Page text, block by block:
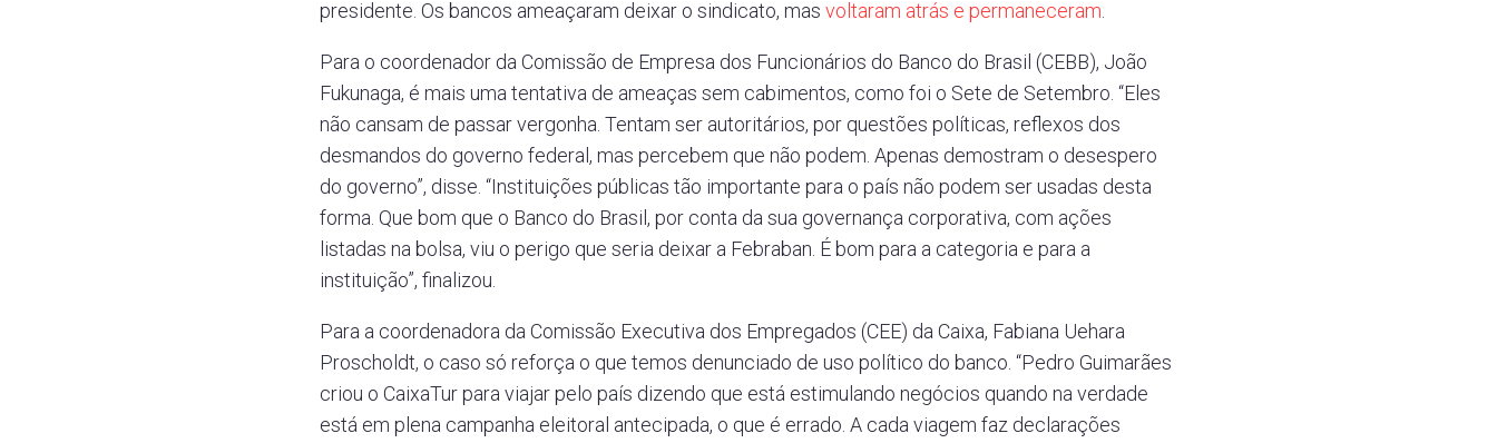
presidente. Os bancos ameaçaram deixar o sindicato, mas voltaram atrás e permaneceram.
Para o coordenador da Comissão de Empresa dos Funcionários do Banco do Brasil (CEBB), João
Fukunaga, é mais uma tentativa de ameaças sem cabimentos, como foi o Sete de Setembro. “Eles
não cansam de passar vergonha. Tentam ser autoritários, por questões políticas, reflexos dos
desmandos do governo federal, mas percebem que não podem. Apenas demostram o desespero
do governo”, disse. “Instituições públicas tão importante para o país não podem ser usadas desta
forma. Que bom que o Banco do Brasil, por conta da sua governança corporativa, com ações
listadas na bolsa, viu o perigo que seria deixar a Febraban. É bom para a categoria e para a
instituição”, finalizou.
Para a coordenadora da Comissão Executiva dos Empregados (CEE) da Caixa, Fabiana Uehara
Proscholdt, o caso só reforça o que temos denunciado de uso político do banco. “Pedro Guimarães
criou o CaixaTur para viajar pelo país dizendo que está estimulando negócios quando na verdade
está em plena campanha eleitoral antecipada, o que é errado. A cada viagem faz declarações